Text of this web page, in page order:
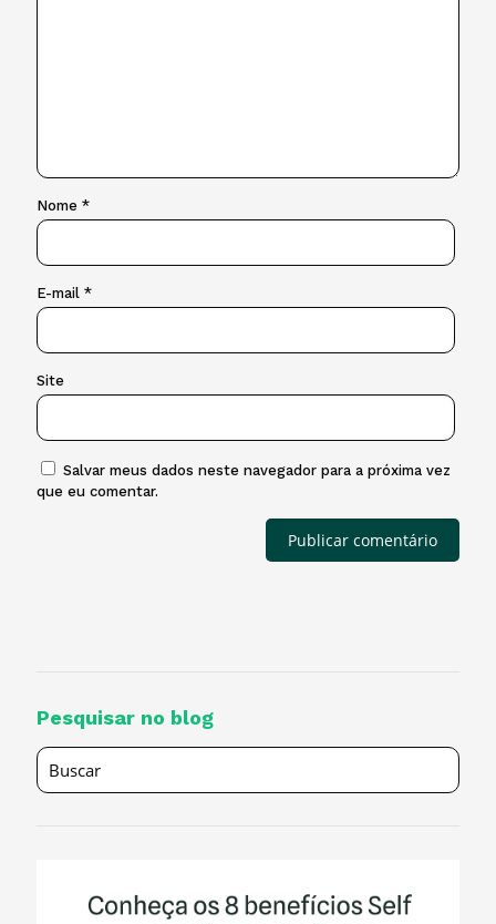
Nome *
E-mail *
Site
Salvar meus dados neste navegador para a próxima vez
que eu comentar.
Pesquisar no blog